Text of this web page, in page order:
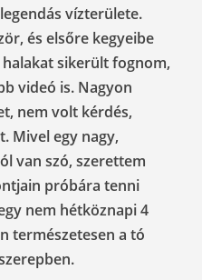
vízterülete.
és elsőre kegyeibe
sikerült fognom,
videó is. Nagyon
nem volt kérdés,
Mivel egy nagy,
van szó, szerettem
próbára tenni
nem hétköznapi 4
természetesen a tó